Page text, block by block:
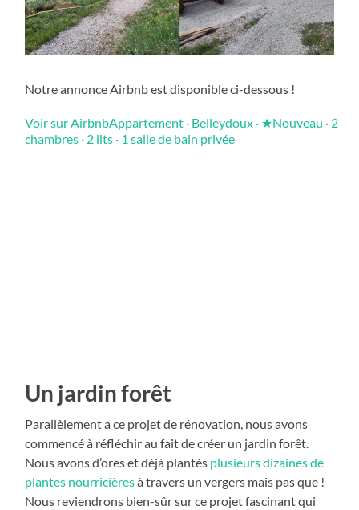
Notre annonce Airbnb est disponible ci-dessous !
Voir sur AirbnbAppartement · Belleydoux · ★Nouveau · 2
chambres · 2 lits · 1 salle de bain privée
Un jardin forêt
Parallèlement a ce projet de rénovation, nous avons
commencé à réfléchir au fait de créer un jardin forêt.
Nous avons d’ores et déjà plantés plusieurs dizaines de
plantes nourricièresà travers un vergers mais pas que !
Nous reviendrons bien-sûr sur ce projet fascinant qui